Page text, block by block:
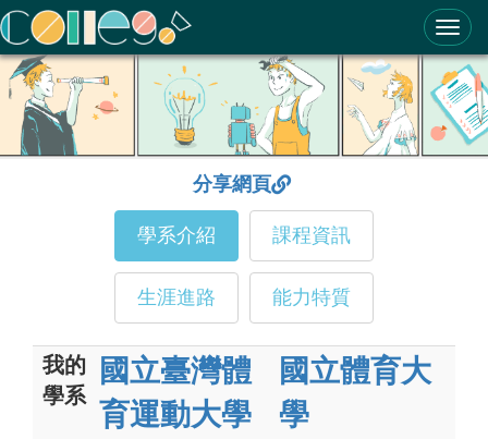
ColleGo! 大學選才與高中育才輔助系統
分享網頁
學系介紹 課程資訊
生涯進路 能力特質
我的
學系
國立臺灣體
育運動大學
國立體育大
學